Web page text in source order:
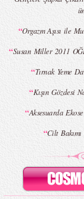
“Orgazm Aşısı ile
“Susan Miller 2011
“Tırnak Yeme
“Kışın Gözdesi
“Aksesuarda
“Cilt